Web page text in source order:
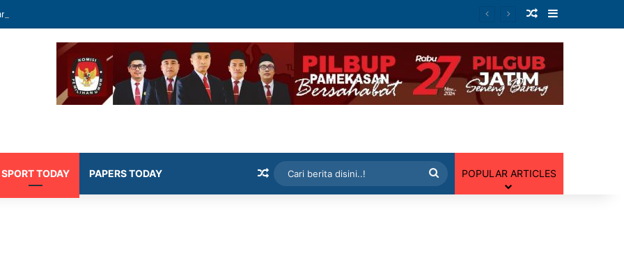
Latih Siswa Public Speaking dan Konten Publik Artikel Random
SPORT TODAY PAPERS TODAY Artikel Random
berita
POPULAR ARTICLES